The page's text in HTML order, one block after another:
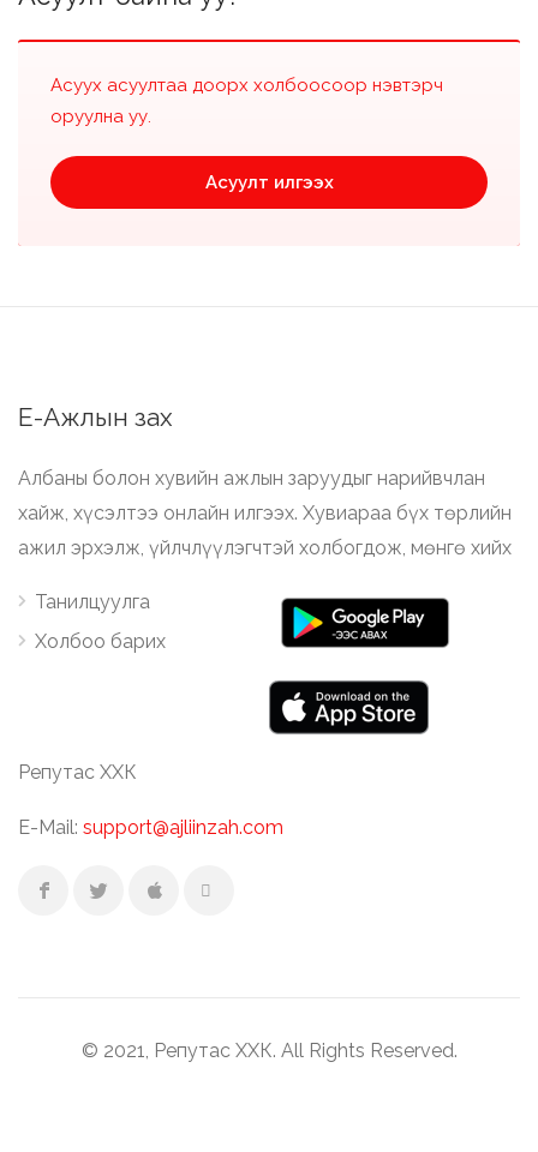
Асуух асуултаа доорх холбоосоор нэвтэрч
оруулна уу.
Асуулт илгээх
Е-Ажлын зах
Албаны болон хувийн ажлын заруудыг нарийвчлан
хайж, хүсэлтээ онлайн илгээх. Хувиараа бүх төрлийн
ажил эрхэлж, үйлчлүүлэгчтэй холбогдож, мөнгө хийх
Танилцуулга
Холбоо барих
Репутас ХХК
E-Mail: support@ajliinzah.com
© 2021, Репутас ХХК. All Rights Reserved.